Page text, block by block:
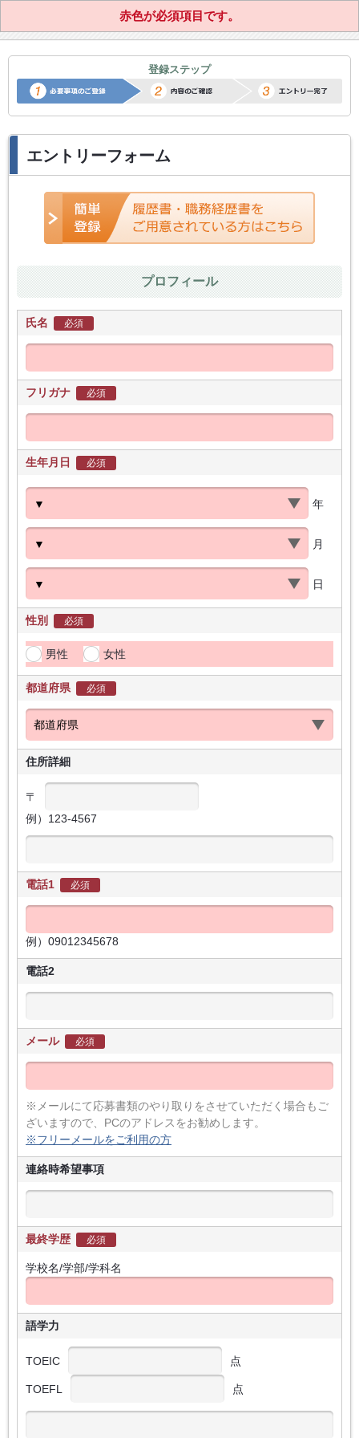
正社員転職サポートエントリー
登録ステップ
エントリーフォーム
プロフィール
氏名 必須
フリガナ 必須
生年月日 必須
年
月
日
性別 必須
男性 女性
都道府県 必須
住所詳細
〒
例）123-4567
電話1 必須
例）09012345678
電話2
メール 必須
※メールにて応募書類のやり取りをさせていただく場合もご
ざいますので、PCのアドレスをお勧めします。
※フリーメールをご利用の方
連絡時希望事項
最終学歴 必須
学校名/学部/学科名
語学力
TOEIC 点
TOEFL 点
赤色が必須項目です。